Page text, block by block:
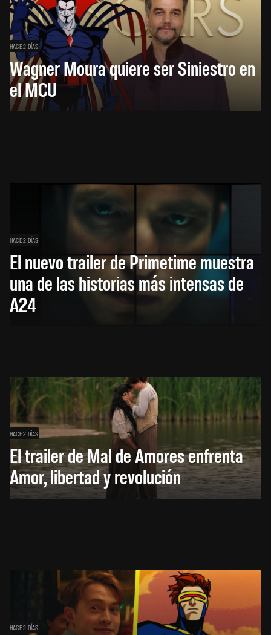
HACE 2 DÍAS
Wagner Moura quiere ser Siniestro en
el MCU
HACE 2 DÍAS
El nuevo trailer de Primetime muestra
una de las historias más intensas de
A24
HACE 2 DÍAS
El trailer de Mal de Amores enfrenta
Amor, libertad y revolución
HACE 2 DÍAS